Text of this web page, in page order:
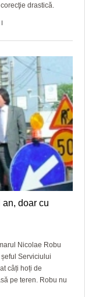
drastică.
doar cu
Nicolae Robu
Serviciului
câți hoți de
pe teren. Robu nu